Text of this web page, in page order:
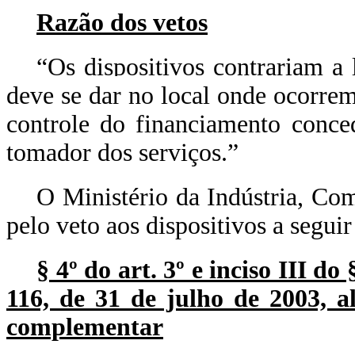
Razão dos vetos
“Os dispositivos contrariam a
deve se dar no local onde
controle do financiamento
tomador dos serviços.”
O Ministério da Indústria,
pelo veto aos dispositivos a
§ 4º do art. 3º e inciso III do
116, de 31 de julho de 2003,
complementar